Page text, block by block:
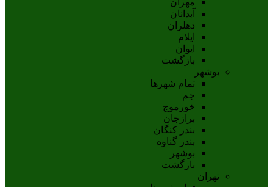
آبدانان
دهلران
ايلام
ايوان
بازگشت
بوشهر
تمام شهر‌ها
جم
خورموج
برازجان
بندر کنگان
بندر گناوه
بوشهر
بازگشت
تهران